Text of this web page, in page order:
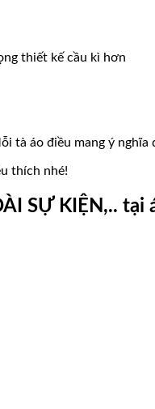
thiết kế cầu kì hơn
tà áo điều mang ý
thích nhé!
SỰ KIỆN,.. tại